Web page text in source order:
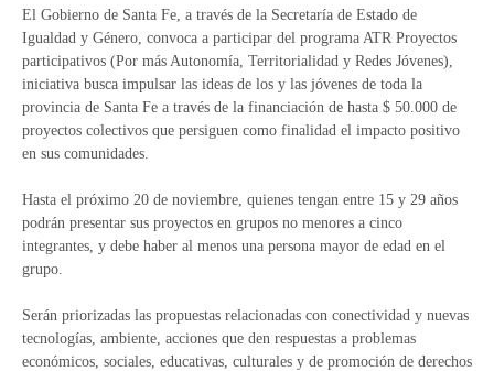
El Gobierno de Santa Fe, a través de la Secretaría de Estado de
Igualdad y Género, convoca a participar del programa ATR Proyectos
participativos (Por más Autonomía, Territorialidad y Redes Jóvenes),
iniciativa busca impulsar las ideas de los y las jóvenes de toda la
provincia de Santa Fe a través de la financiación de hasta $ 50.000 de
proyectos colectivos que persiguen como finalidad el impacto positivo
en sus comunidades.
Hasta el próximo 20 de noviembre, quienes tengan entre 15 y 29 años
podrán presentar sus proyectos en grupos no menores a cinco
integrantes, y debe haber al menos una persona mayor de edad en el
grupo.
Serán priorizadas las propuestas relacionadas con conectividad y nuevas
tecnologías, ambiente, acciones que den respuestas a problemas
económicos, sociales, educativas, culturales y de promoción de derechos